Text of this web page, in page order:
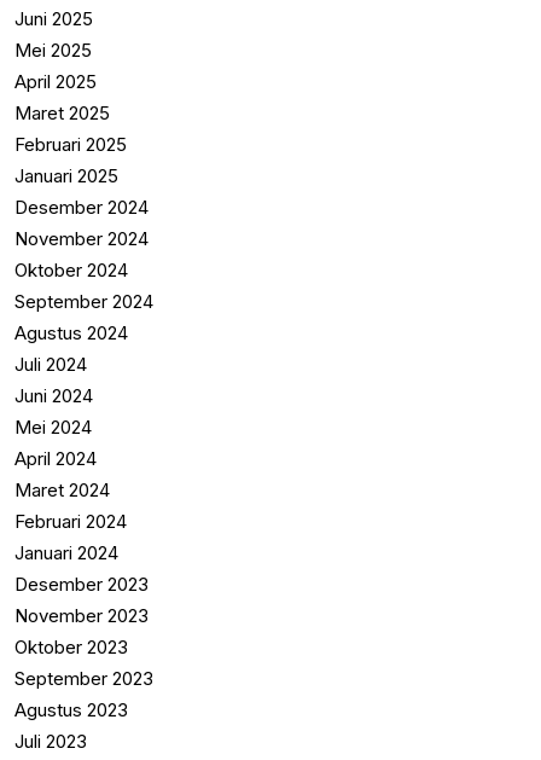
Juni 2025
Mei 2025
April 2025
Maret 2025
Februari 2025
Januari 2025
Desember 2024
November 2024
Oktober 2024
September 2024
Agustus 2024
Juli 2024
Juni 2024
Mei 2024
April 2024
Maret 2024
Februari 2024
Januari 2024
Desember 2023
November 2023
Oktober 2023
September 2023
Agustus 2023
Juli 2023